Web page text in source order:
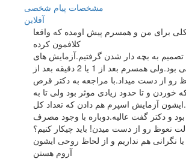
مشخصات پیام شخصی
آفلاين
برای من و همسرم پیش اومده که واقعا
کلافمون کرده
به بچه دار شدن گرفتیم.آزمایش های
اولیه من کاملا طبیعی بود.ولی همسرم بعد از 1 یا 2 دقیقه بعد از
رو از دست میداد.با مراجعه به دکتر قرص
خوردن و تا حدود زیادی موثر بود ولی تا به
آزمایش اسپرم هم دادن که تعداد کل
میلیون بود و دکتر گفت عالیه.دوباره با وجود مصرف
نعوظ رو از دست میدن! باید چیکار کنیم؟
نگرانی هم نداریم و از لحاظ روحی ایشون
آروم هستن